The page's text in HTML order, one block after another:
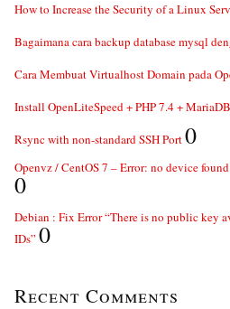
How to Increase the Security of a Linux
Bagaimana cara backup database mysql
Cara Membuat Virtualhost Domain pada
Install OpenLiteSpeed + PHP 7.4 +
Rsync with non-standard SSH Port0
Openvz / CentOS 7 – Error: no device
0
Debian : Fix Error “There is no public key
IDs” 0
Recent Comments